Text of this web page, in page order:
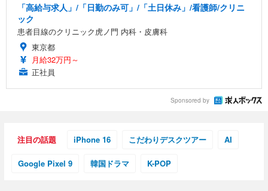
「高給与求人」/「日勤のみ可」/「土日休み」/看護師/クリニ
ック
患者目線のクリニック虎ノ門 内科・皮膚科
東京都
月給32万円～
正社員
Sponsored by
注目の話題 iPhone 16 こだわりデスクツアー AI
Google Pixel 9 韓国ドラマ K-POP